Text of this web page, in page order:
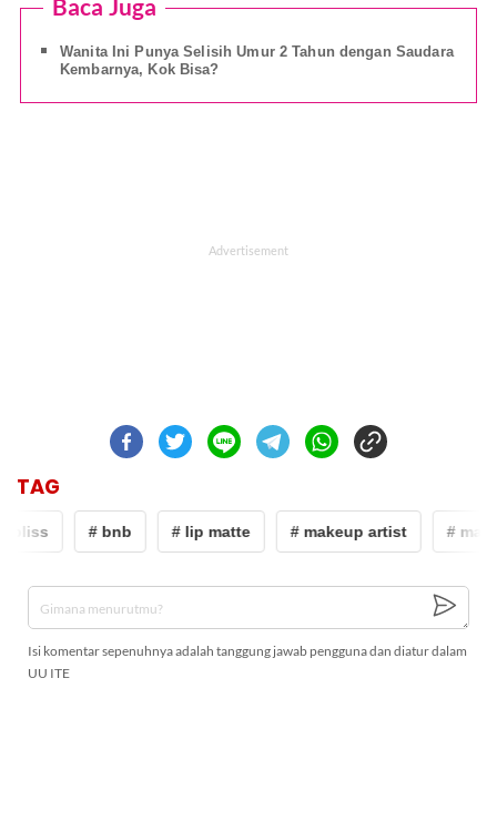
Baca Juga
Wanita Ini Punya Selisih Umur 2 Tahun dengan Saudara
Kembarnya, Kok Bisa?
TAG
# bnb # lip matte # makeup artist #
Isi komentar sepenuhnya adalah tanggung jawab pengguna dan diatur dalam
UU ITE